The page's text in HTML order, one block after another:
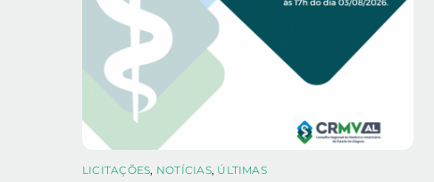
LICITAÇÕES, NOTÍCIAS, ÚLTIMAS